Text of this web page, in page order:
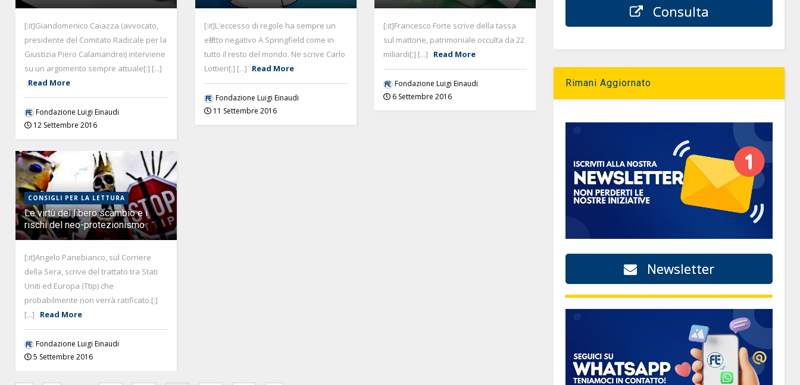
[:it]Giandomenico Caiazza (avvocato,
presidente del Comitato Radicale per la
Giustizia Piero Calamandrei) interviene
su un argomento sempre attuale[:] [...]
Read More
Fondazione Luigi Einaudi
12 Settembre 2016
[:it] L'eccesso di regole ha sempre un
effetto negativo A Springfield come in
tutto il resto del mondo. Ne scrive Carlo
Lottieri[:] [...] Read More
Fondazione Luigi Einaudi
11 Settembre 2016
[:it]Francesco Forte scrive della tassa
sul mattone, patrimoniale occulta da 22
miliardi[:] [...]
Read More
Fondazione Luigi Einaudi
6 Settembre 2016
CONSIGLI PER LA LETTURA
Le virtù del libero scambio e i
rischi del neo-protezionismo
[:it]Angelo Panebianco, sul Corriere
della Sera, scrive del trattato tra Stati
Uniti ed Europa (Ttip) che
probabilmente non verrà ratificato.[:]
[...]
Read More
Fondazione Luigi Einaudi
5 Settembre 2016
Consulta
Rimani Aggiornato
Newsletter